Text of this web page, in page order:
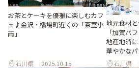
お茶とケーキを優雅に楽しむカフ
ェ♪金沢・橋場町近くの「茶室小
雨」
石川県 2025.10.15
地元食材
「加賀パ
地産地消
華やかな
石川県